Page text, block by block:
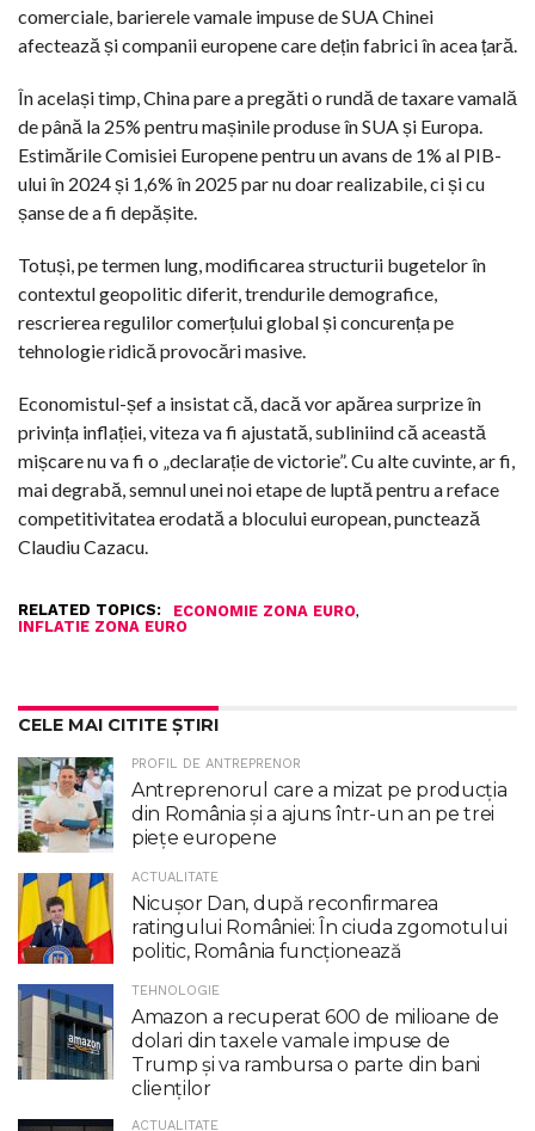
comerciale, barierele vamale impuse de SUA Chinei
afectează și companii europene care dețin fabrici în acea țară.
În același timp, China pare a pregăti o rundă de taxare vamală
de până la 25% pentru mașinile produse în SUA și Europa.
Estimările Comisiei Europene pentru un avans de 1% al PIB-
ului în 2024 și 1,6% în 2025 par nu doar realizabile, ci și cu
șanse de a fi depășite.
Totuși, pe termen lung, modificarea structurii bugetelor în
contextul geopolitic diferit, trendurile demografice,
rescrierea regulilor comerțului global și concurența pe
tehnologie ridică provocări masive.
Economistul-șef a insistat că, dacă vor apărea surprize în
privința inflației, viteza va fi ajustată, subliniind că această
mișcare nu va fi o „declarație de victorie”. Cu alte cuvinte, ar fi,
mai degrabă, semnul unei noi etape de luptă pentru a reface
competitivitatea erodată a blocului european, punctează
Claudiu Cazacu.
RELATED TOPICS: ECONOMIE ZONA EURO,
INFLATIE ZONA EURO
CELE MAI CITITE ȘTIRI
PROFIL DE ANTREPRENOR
Antreprenorul care a mizat pe producția
din România și a ajuns într-un an pe trei
piețe europene
ACTUALITATE
Nicuşor Dan, după reconfirmarea
ratingului României: În ciuda zgomotului
politic, România funcţionează
TEHNOLOGIE
Amazon a recuperat 600 de milioane de
dolari din taxele vamale impuse de
Trump şi va rambursa o parte din bani
clienţilor
ACTUALITATE